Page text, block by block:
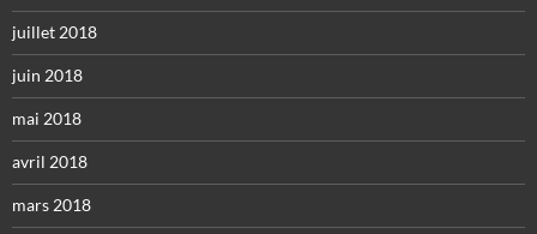
juillet 2018
juin 2018
mai 2018
avril 2018
mars 2018